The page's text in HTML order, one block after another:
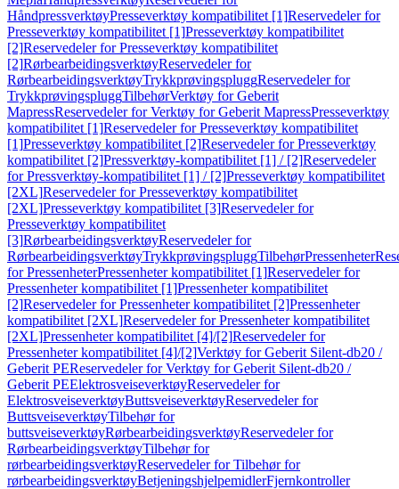
HåndpressverktøyPresseverktøy kompatibilitet [1]Reservedeler for
Presseverktøy kompatibilitet [1]Presseverktøy kompatibilitet
[2]Reservedeler for Presseverktøy kompatibilitet
[2]RørbearbeidingsverktøyReservedeler for
RørbearbeidingsverktøyTrykkprøvingspluggReservedeler for
TrykkprøvingspluggTilbehørVerktøy for Geberit
MapressReservedeler for Verktøy for Geberit MapressPresseverktøy
kompatibilitet [1]Reservedeler for Presseverktøy kompatibilitet
[1]Presseverktøy kompatibilitet [2]Reservedeler for Presseverktøy
kompatibilitet [2]Pressverktøy-kompatibilitet [1] / [2]Reservedeler
for Pressverktøy-kompatibilitet [1] / [2]Presseverktøy kompatibilitet
[2XL]Reservedeler for Presseverktøy kompatibilitet
[2XL]Presseverktøy kompatibilitet [3]Reservedeler for
Presseverktøy kompatibilitet
[3]RørbearbeidingsverktøyReservedeler for
RørbearbeidingsverktøyTrykkprøvingspluggTilbehørPressenheter
for PressenheterPressenheter kompatibilitet [1]Reservedeler for
Pressenheter kompatibilitet [1]Pressenheter kompatibilitet
[2]Reservedeler for Pressenheter kompatibilitet [2]Pressenheter
kompatibilitet [2XL]Reservedeler for Pressenheter kompatibilitet
[2XL]Pressenheter kompatibilitet [4]/[2]Reservedeler for
Pressenheter kompatibilitet [4]/[2]Verktøy for Geberit Silent-db20 /
Geberit PEReservedeler for Verktøy for Geberit Silent-db20 /
Geberit PEElektrosveiseverktøyReservedeler for
ElektrosveiseverktøyButtsveiseverktøyReservedeler for
ButtsveiseverktøyTilbehør for
buttsveiseverktøyRørbearbeidingsverktøyReservedeler for
RørbearbeidingsverktøyTilbehør for
rørbearbeidingsverktøyReservedeler for Tilbehør for
rørbearbeidingsverktøyBetjeningshjelpemidlerFjernkontroller